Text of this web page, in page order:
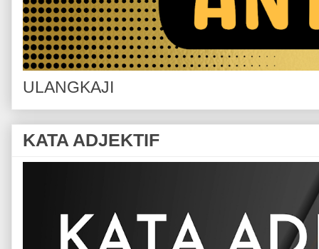
ULANGKAJI
KATA ADJEKTIF